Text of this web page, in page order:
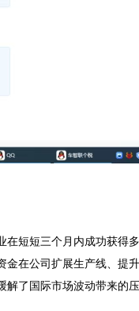
在短短三个月内成功获得
金在公司扩展生产线、提
解了国际市场波动带来的压